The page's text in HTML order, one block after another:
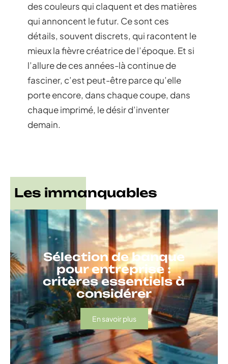
des couleurs qui claquent et des matières
qui annoncent le futur. Ce sont ces
détails, souvent discrets, qui racontent le
mieux la fièvre créatrice de l’époque. Et si
l’allure de ces années-là continue de
fasciner, c’est peut-être parce qu’elle
porte encore, dans chaque coupe, dans
chaque imprimé, le désir d’inventer
demain.
Les immanquables
Sélection de banque
pour entreprise :
critères essentiels à
considérer
En savoir plus